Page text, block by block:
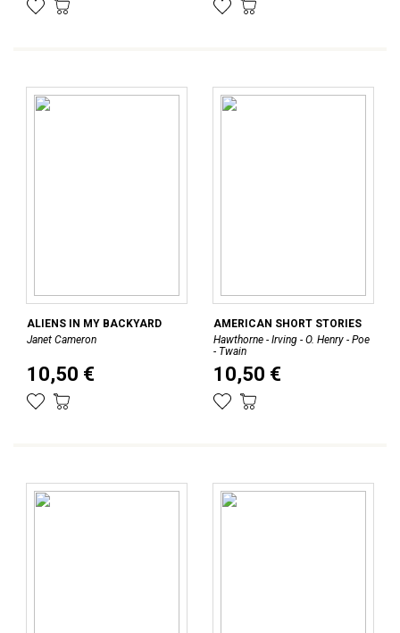
ALIENS IN MY BACKYARD
Janet Cameron
10,50 €
AMERICAN SHORT STORIES
Hawthorne - Irving - O. Henry - Poe
- Twain
10,50 €